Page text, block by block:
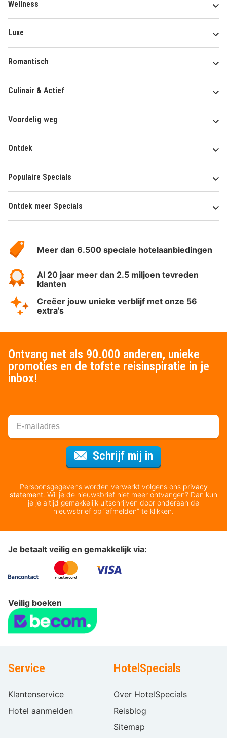
Wellness
Luxe
Romantisch
Culinair & Actief
Voordelig weg
Ontdek
Populaire Specials
Ontdek meer Specials
HotelSpecials
Meer dan 6.500 speciale hotelaanbiedingen
Al 20 jaar meer dan 2.5 miljoen tevreden
klanten
Creëer jouw unieke verblijf met onze 56
extra's
Ontvang net als 90.000 anderen, unieke
promoties en de tofste reisinspiratie in je
inbox!
Schrijf mij in
Persoonsgegevens worden verwerkt volgens ons privacy
statement. Wil je de nieuwsbrief niet meer ontvangen? Dan kun
je je altijd gemakkelijk uitschrijven door onderaan de
nieuwsbrief op “afmelden” te klikken.
Je betaalt veilig en gemakkelijk via:
Veilig boeken
Service
Klantenservice
Hotel aanmelden
HotelSpecials
Over HotelSpecials
Reisblog
Sitemap